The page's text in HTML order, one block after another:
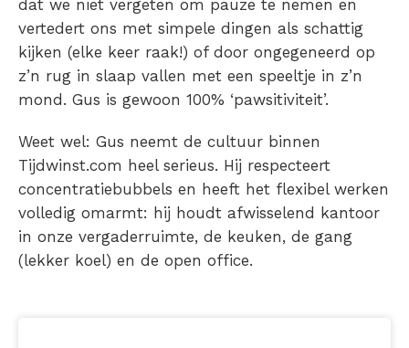
dat we niet vergeten om pauze te nemen en
vertedert ons met simpele dingen als schattig
kijken (elke keer raak!) of door ongegeneerd op
z’n rug in slaap vallen met een speeltje in z’n
mond. Gus is gewoon 100% ‘pawsitiviteit’.
Weet wel: Gus neemt de cultuur binnen
Tijdwinst.com heel serieus. Hij respecteert
concentratiebubbels en heeft het flexibel werken
volledig omarmt: hij houdt afwisselend kantoor
in onze vergaderruimte, de keuken, de gang
(lekker koel) en de open office.